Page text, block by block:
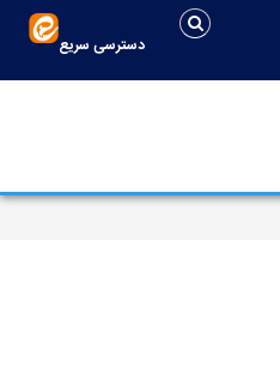
دسترسی سریع